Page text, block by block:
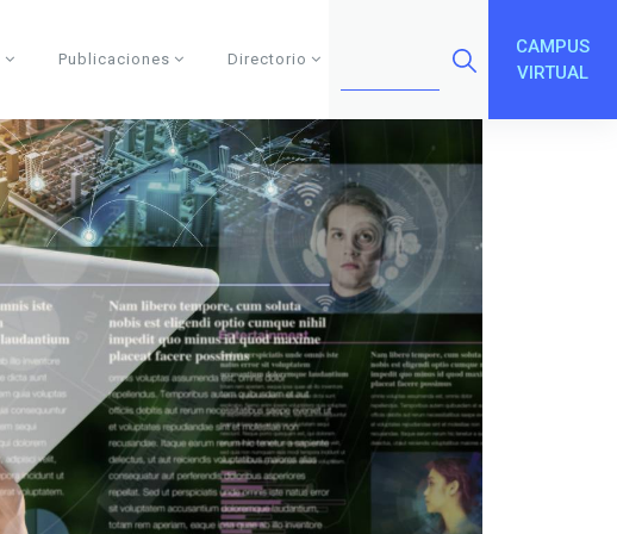
Publicaciones Directorio
CAMPUS
VIRTUAL